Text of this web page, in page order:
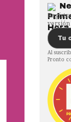
versión
Al
Pronto